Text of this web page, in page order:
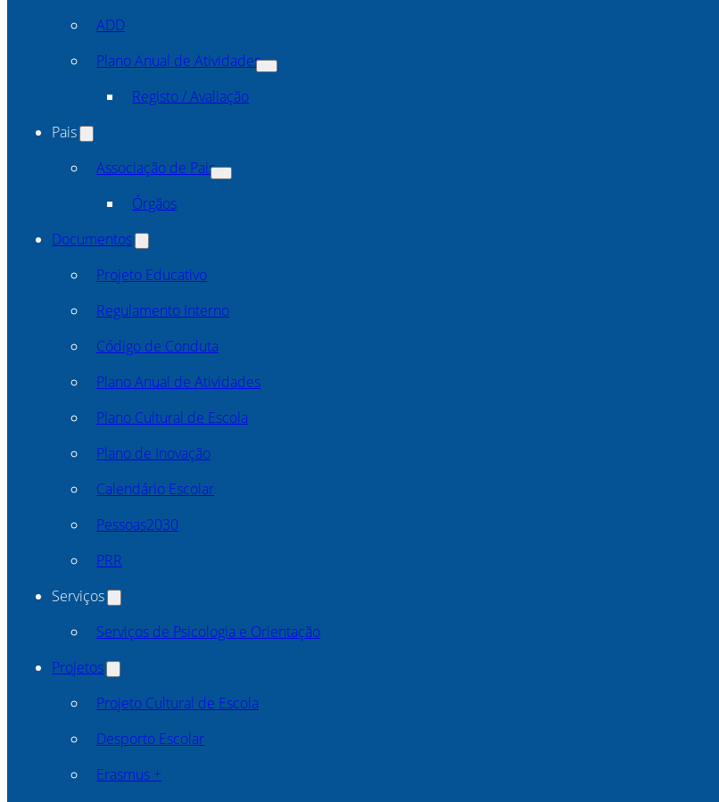
ADD
Plano Anual de Atividades
Registo / Avaliação
Pais
Associação de Pais
Órgãos
Documentos
Projeto Educativo
Regulamento Interno
Código de Conduta
Plano Anual de Atividades
Plano Cultural de Escola
Plano de Inovação
Calendário Escolar
Pessoas2030
PRR
Serviços
Serviços de Psicologia e Orientação
Projetos
Projeto Cultural de Escola
Desporto Escolar
Erasmus +